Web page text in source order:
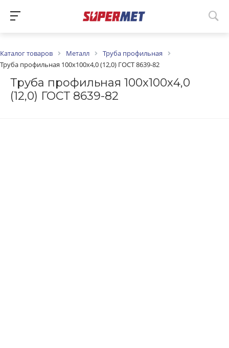
Каталог товаров Металл
Труба профильная
Труба профильная 100х100х4,0 (12,0) ГОСТ 8639-82
Труба профильная 100х100х4,0
(12,0) ГОСТ 8639-82